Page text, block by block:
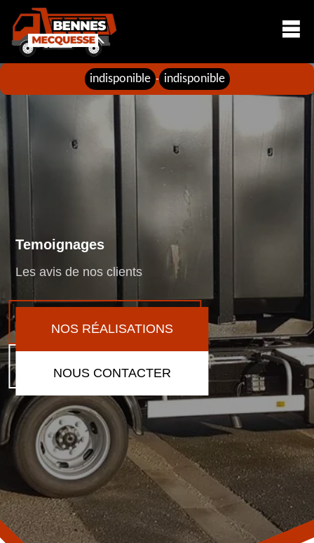
indisponible - indisponible
Temoignages
Les avis de nos clients
NOS RÉALISATIONS
NOUS CONTACTER